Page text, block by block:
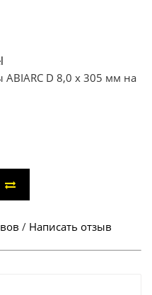
D 8,0 х 305 мм на
/ Написать отзыв